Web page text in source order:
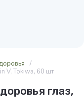
/
V, Tokiwa, 60 шт
глаз,